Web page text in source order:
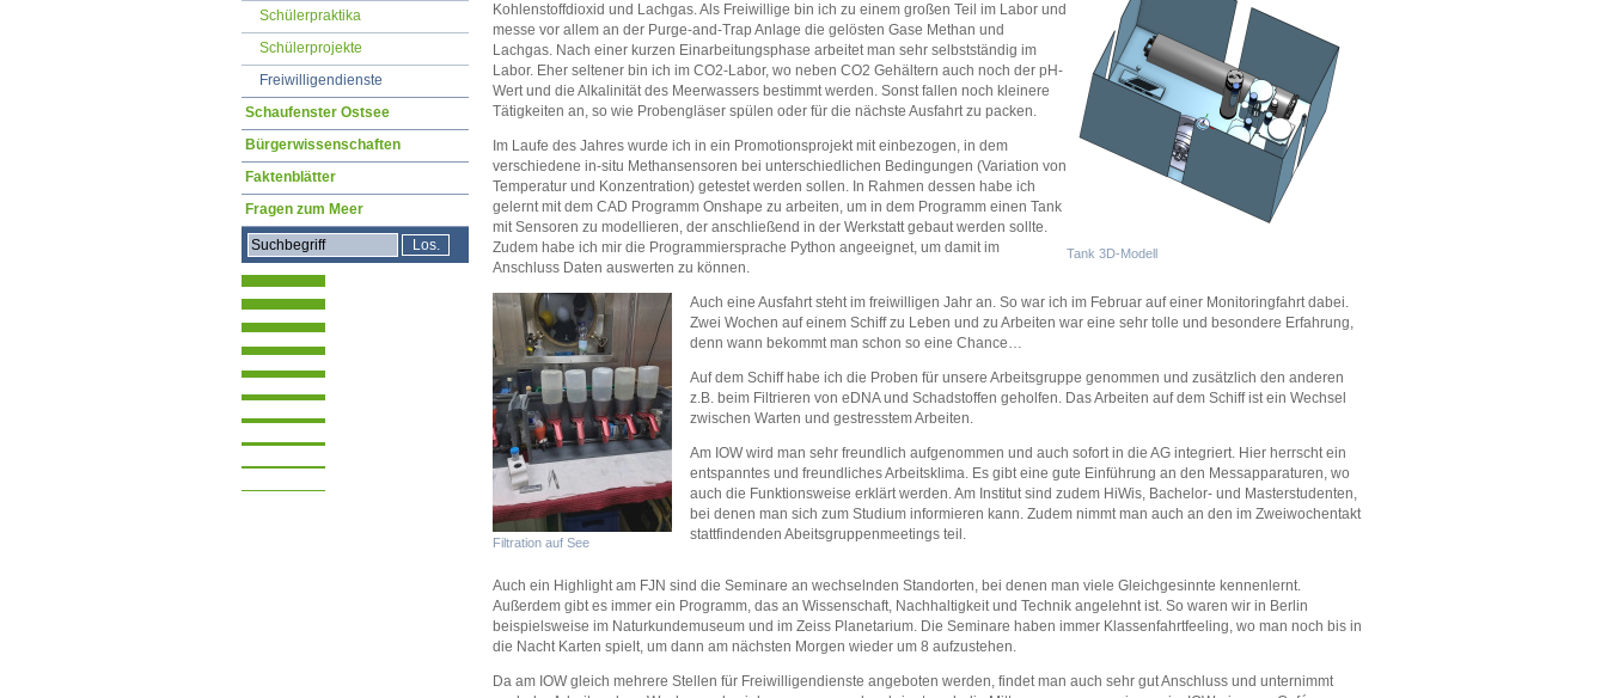
Tank 3D-Modell
Kohlenstoffdioxid und Lachgas. Als Freiwillige bin ich zu einem großen Teil im Labor und
messe vor allem an der Purge-and-Trap Anlage die gelösten Gase Methan und
Lachgas. Nach einer kurzen Einarbeitungsphase arbeitet man sehr selbstständig im
Labor. Eher seltener bin ich im CO2-Labor, wo neben CO2 Gehältern auch noch der pH-
Wert und die Alkalinität des Meerwassers bestimmt werden. Sonst fallen noch kleinere
Tätigkeiten an, so wie Probengläser spülen oder für die nächste Ausfahrt zu packen.
Im Laufe des Jahres wurde ich in ein Promotionsprojekt mit einbezogen, in dem
verschiedene in-situ Methansensoren bei unterschiedlichen Bedingungen (Variation von
Temperatur und Konzentration) getestet werden sollen. In Rahmen dessen habe ich
gelernt mit dem CAD Programm Onshape zu arbeiten, um in dem Programm einen Tank
mit Sensoren zu modellieren, der anschließend in der Werkstatt gebaut werden sollte.
Zudem habe ich mir die Programmiersprache Python angeeignet, um damit im
Anschluss Daten auswerten zu können.
Filtration auf See
Auch eine Ausfahrt steht im freiwilligen Jahr an. So war ich im Februar auf einer Monitoringfahrt dabei.
Zwei Wochen auf einem Schiff zu Leben und zu Arbeiten war eine sehr tolle und besondere Erfahrung,
denn wann bekommt man schon so eine Chance…
Auf dem Schiff habe ich die Proben für unsere Arbeitsgruppe genommen und zusätzlich den anderen
z.B. beim Filtrieren von eDNA und Schadstoffen geholfen. Das Arbeiten auf dem Schiff ist ein Wechsel
zwischen Warten und gestresstem Arbeiten.
Am IOW wird man sehr freundlich aufgenommen und auch sofort in die AG integriert. Hier herrscht ein
entspanntes und freundliches Arbeitsklima. Es gibt eine gute Einführung an den Messapparaturen, wo
auch die Funktionsweise erklärt werden. Am Institut sind zudem HiWis, Bachelor- und Masterstudenten,
bei denen man sich zum Studium informieren kann. Zudem nimmt man auch an den im Zweiwochentakt
stattfindenden Abeitsgruppenmeetings teil.
Auch ein Highlight am FJN sind die Seminare an wechselnden Standorten, bei denen man viele Gleichgesinnte kennenlernt.
Außerdem gibt es immer ein Programm, das an Wissenschaft, Nachhaltigkeit und Technik angelehnt ist. So waren wir in Berlin
beispielsweise im Naturkundemuseum und im Zeiss Planetarium. Die Seminare haben immer Klassenfahrtfeeling, wo man noch bis in
die Nacht Karten spielt, um dann am nächsten Morgen wieder um 8 aufzustehen.
Da am IOW gleich mehrere Stellen für Freiwilligendienste angeboten werden, findet man auch sehr gut Anschluss und unternimmt
Schülerpraktika
Schülerprojekte
Freiwilligendienste
Schaufenster Ostsee
Bürgerwissenschaften
Faktenblätter
Fragen zum Meer